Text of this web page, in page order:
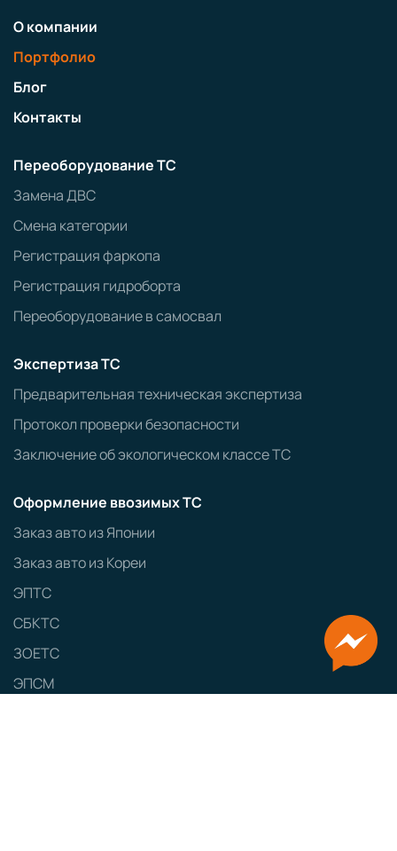
О компании
Портфолио
Блог
Контакты
Переоборудование ТС
Замена ДВС
Смена категории
Регистрация фаркопа
Регистрация гидроборта
Переоборудование в самосвал
Экспертиза ТС
Предварительная техническая экспертиза
Протокол проверки безопасности
Заключение об экологическом классе ТС
Оформление ввозимых ТС
Заказ авто из Японии
Заказ авто из Кореи
ЭПТС
СБКТС
ЗОЕТС
ЭПСМ